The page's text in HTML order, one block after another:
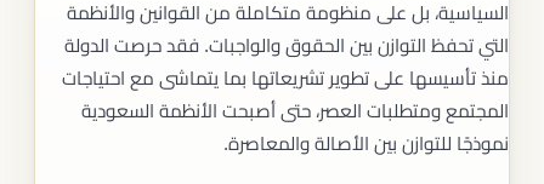
السياسية، بل على منظومة متكاملة من القوانين والأنظمة
التي تحفظ التوازن بين الحقوق والواجبات. فقد حرصت الدولة
منذ تأسيسها على تطوير تشريعاتها بما يتماشى مع احتياجات
المجتمع ومتطلبات العصر، حتى أصبحت الأنظمة السعودية
نموذجًا للتوازن بين الأصالة والمعاصرة.